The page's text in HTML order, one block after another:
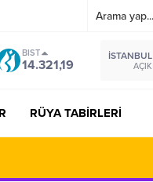
BIST
14.321,19
İSTANBUL
AÇIK
RÜYA TABİRLERİ